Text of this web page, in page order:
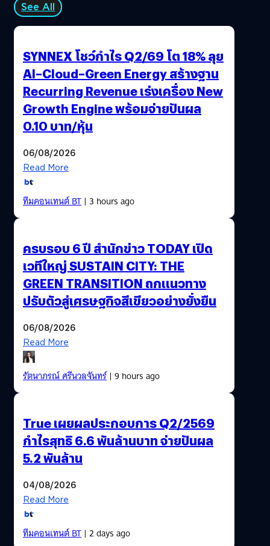
See All
SYNNEX โชว์กำไร Q2/69 โต 18% ลุย
AI–Cloud–Green Energy สร้างฐาน
Recurring Revenue เร่งเครื่อง New
Growth Engine พร้อมจ่ายปันผล
0.10 บาท/หุ้น
06/08/2026
Read More
ทีมคอนเทนต์ BT| 3 hours ago
ครบรอบ 6 ปี สำนักข่าว TODAY เปิด
เวทีใหญ่ SUSTAIN CITY: THE
GREEN TRANSITION ถกแนวทาง
ปรับตัวสู่เศรษฐกิจสีเขียวอย่างยั่งยืน
06/08/2026
Read More
รัตนาภรณ์ ศรีนวลจันทร์| 9 hours ago
True เผยผลประกอบการ Q2/2569
กำไรสุทธิ 6.6 พันล้านบาท จ่ายปันผล
5.2 พันล้าน
04/08/2026
Read More
ทีมคอนเทนต์ BT| 2 days ago